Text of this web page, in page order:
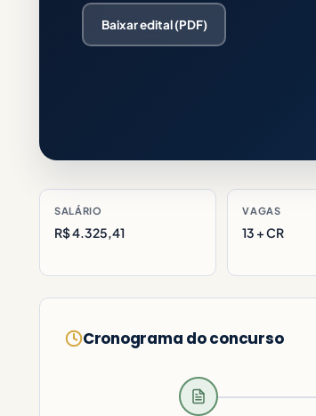
Baixar edital (PDF)
SALÁRIO
R$ 4.325,41
VAGAS
13 + CR
Cronograma do concurso